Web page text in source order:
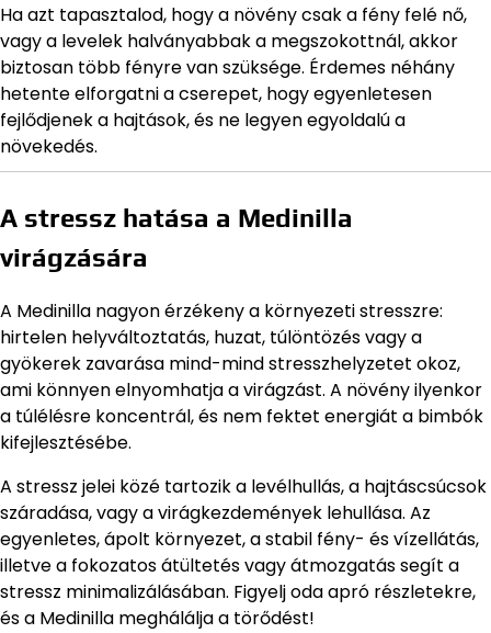
Ha azt tapasztalod, hogy a növény csak a fény felé nő,
vagy a levelek halványabbak a megszokottnál, akkor
biztosan több fényre van szüksége. Érdemes néhány
hetente elforgatni a cserepet, hogy egyenletesen
fejlődjenek a hajtások, és ne legyen egyoldalú a
növekedés.
A stressz hatása a Medinilla
virágzására
A Medinilla nagyon érzékeny a környezeti stresszre:
hirtelen helyváltoztatás, huzat, túlöntözés vagy a
gyökerek zavarása mind-mind stresszhelyzetet okoz,
ami könnyen elnyomhatja a virágzást. A növény ilyenkor
a túlélésre koncentrál, és nem fektet energiát a bimbók
kifejlesztésébe.
A stressz jelei közé tartozik a levélhullás, a hajtáscsúcsok
száradása, vagy a virágkezdemények lehullása. Az
egyenletes, ápolt környezet, a stabil fény- és vízellátás,
illetve a fokozatos átültetés vagy átmozgatás segít a
stressz minimalizálásában. Figyelj oda apró részletekre,
és a Medinilla meghálálja a törődést!